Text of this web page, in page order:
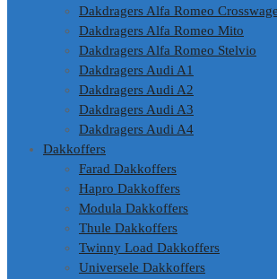
Dakdragers Alfa Romeo
Dakdragers Alfa Romeo Mito
Dakdragers Alfa Romeo Stelvio
Dakdragers Audi A1
Dakdragers Audi A2
Dakdragers Audi A3
Dakdragers Audi A4
Dakkoffers
Farad Dakkoffers
Hapro Dakkoffers
Modula Dakkoffers
Thule Dakkoffers
Twinny Load Dakkoffers
Universele Dakkoffers